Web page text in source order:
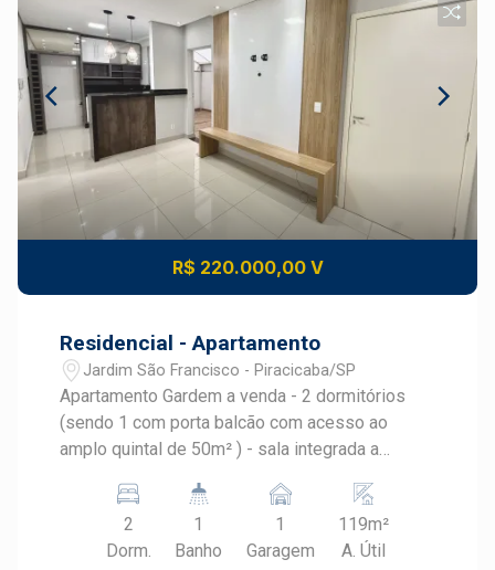
R$ 220.000,00 V
Residencial - Apartamento
Jardim São Francisco - Piracicaba/SP
Apartamento Gardem a venda - 2 dormitórios
(sendo 1 com porta balcão com acesso ao
amplo quintal de 50m² ) - sala integrada a
de serviço - banheiro social - 1 garagem.
2
Dorm.
1
Banho
1
Garagem
119m²
A. Útil